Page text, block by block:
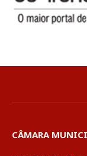
CÂMARA